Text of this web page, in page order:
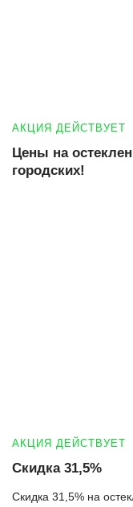
АКЦИЯ ДЕЙСТВУЕТ
Цены на
городских!
АКЦИЯ ДЕЙСТВУЕТ
Скидка 31,5%
Скидка 31,5% на